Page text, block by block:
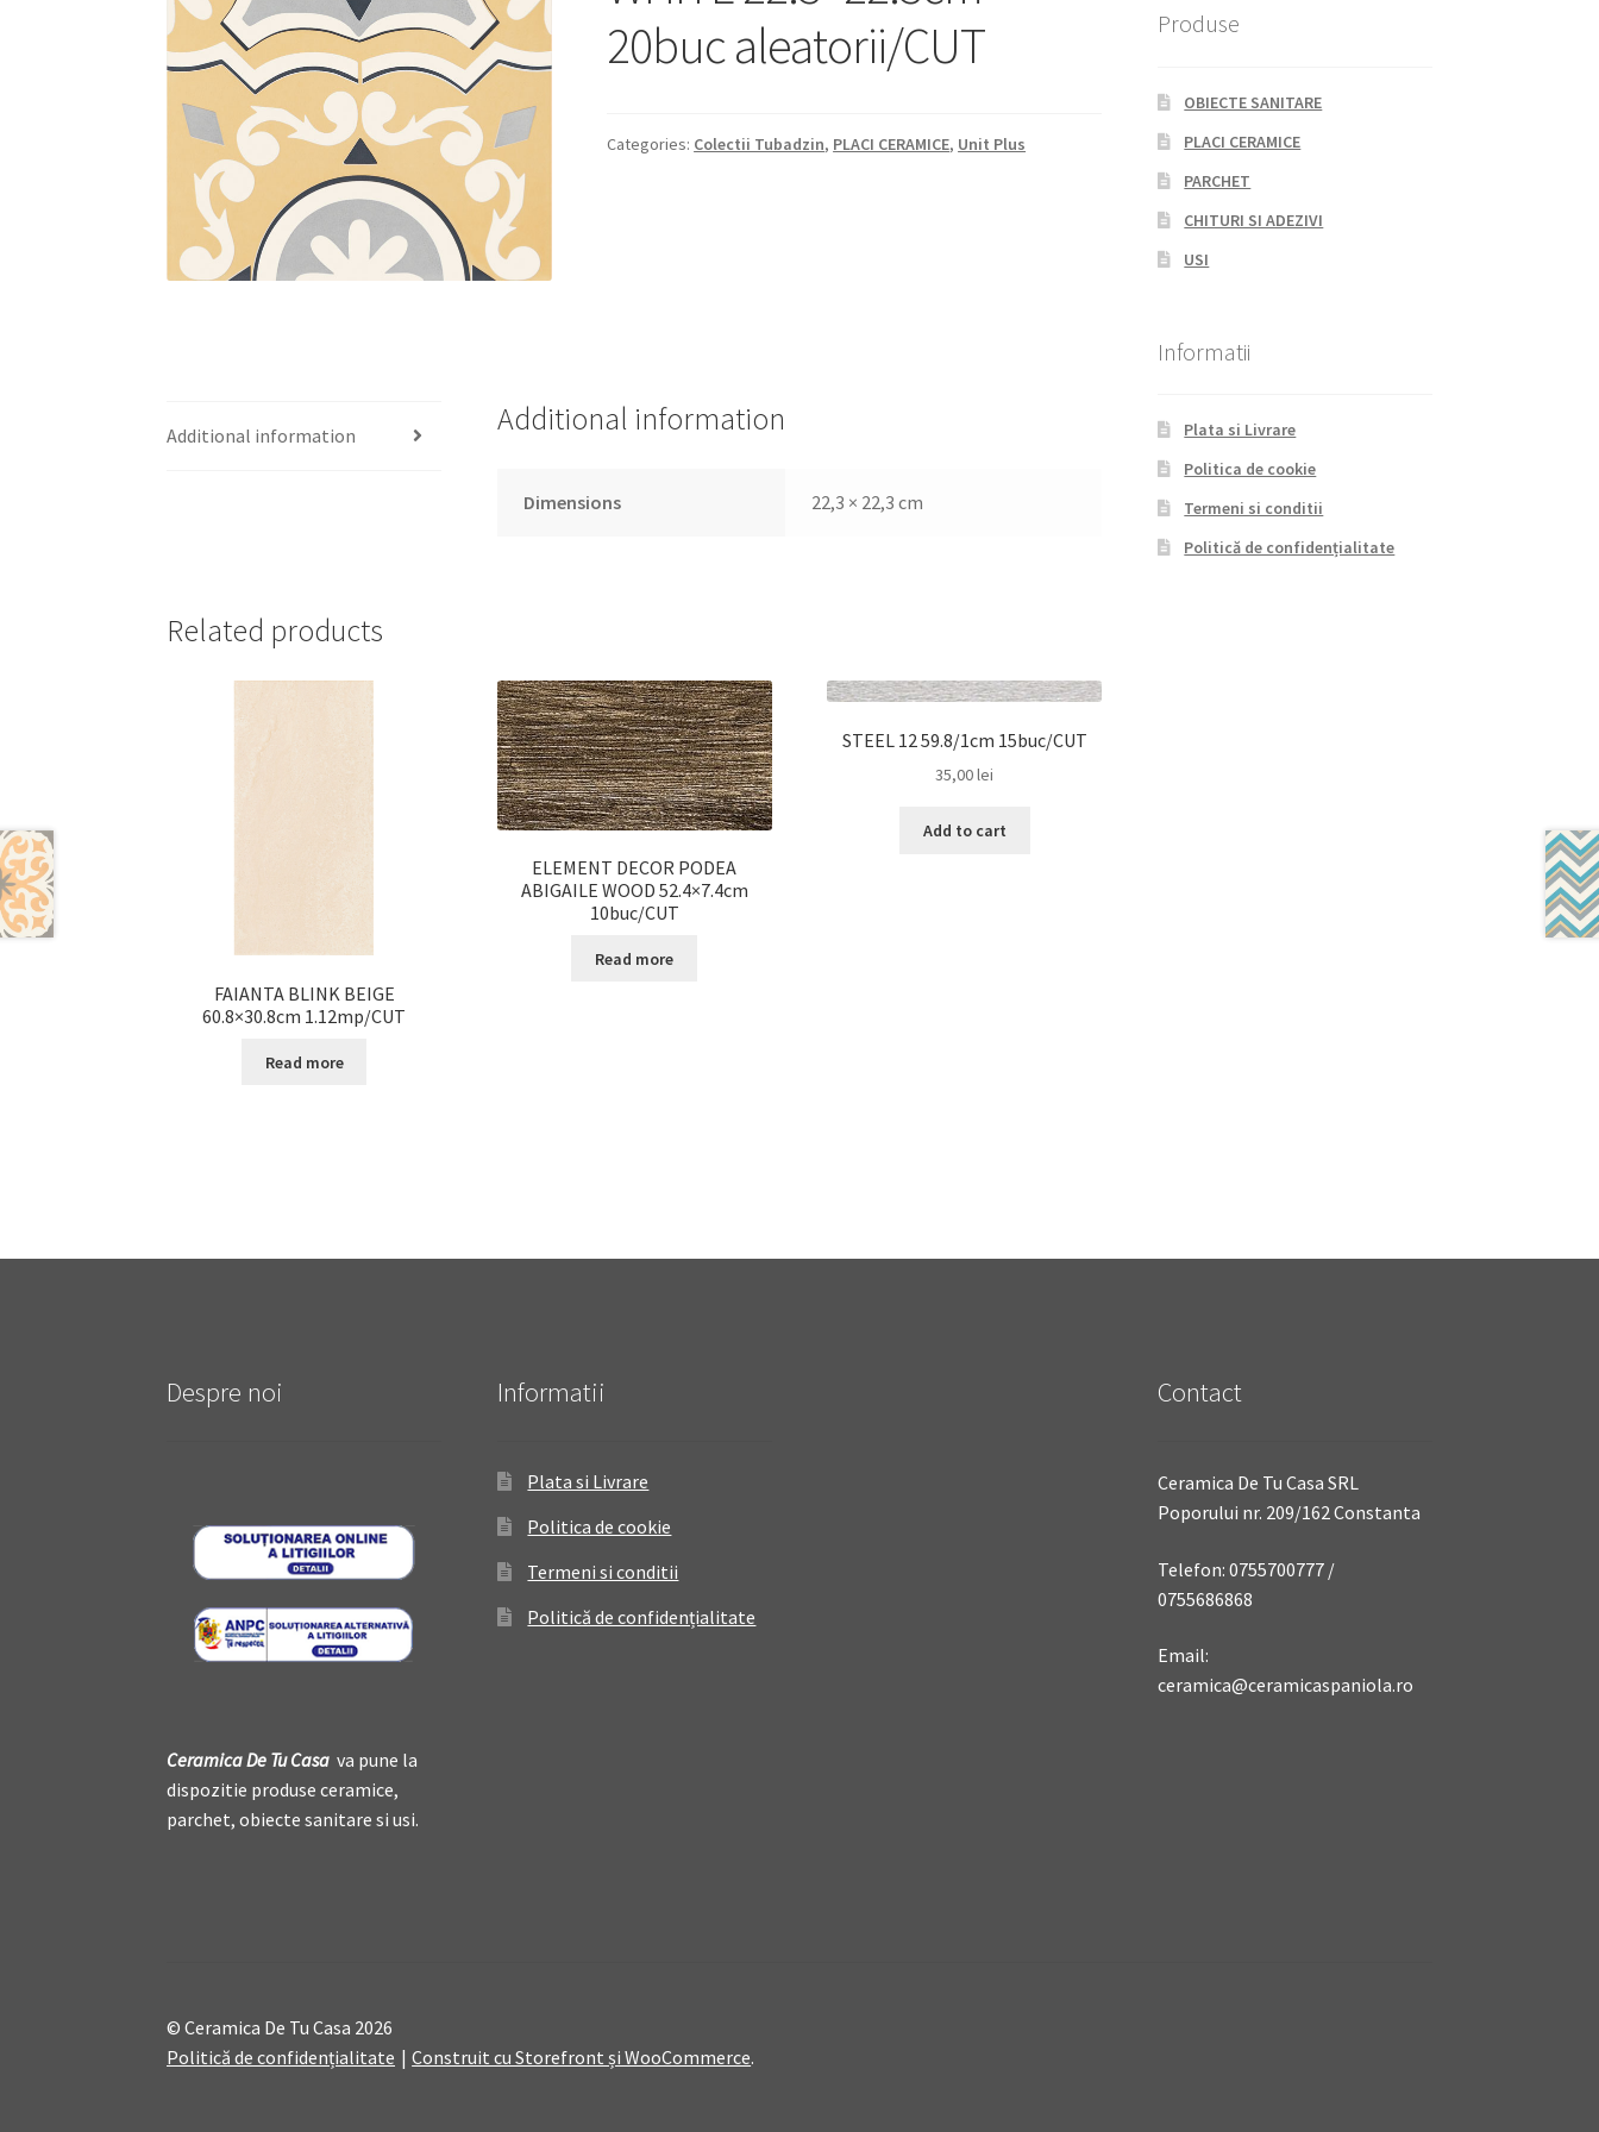
20buc aleatorii/CUT
Categories: Colectii Tubadzin, PLACI CERAMICE, Unit Plus
Additional information Additional information
Dimensions 22,3 × 22,3 cm
Related products
FAIANTA BLINK BEIGE
60.8×30.8cm 1.12mp/CUT
Read more
ELEMENT DECOR PODEA
ABIGAILE WOOD 52.4×7.4cm
10buc/CUT
Read more
STEEL 12 59.8/1cm 15buc/CUT
35,00lei
Add to cart
Produse
OBIECTE SANITARE
PLACI CERAMICE
PARCHET
CHITURI SI ADEZIVI
USI
Informatii
Plata si Livrare
Politica de cookie
Termeni si conditii
Politică de confidențialitate
Despre noi
Ceramica De Tu Casa va pune la
dispozitie produse ceramice,
parchet, obiecte sanitare si usi.
Informatii
Plata si Livrare
Politica de cookie
Termeni si conditii
Politică de confidențialitate
Contact
Ceramica De Tu Casa SRL
Poporului nr. 209/162 Constanta
Telefon: 0755700777 /
0755686868
Email:
ceramica@ceramicaspaniola.ro
© Ceramica De Tu Casa 2026
Politică de confidențialitate
Construit cu Storefront și WooCommerce.